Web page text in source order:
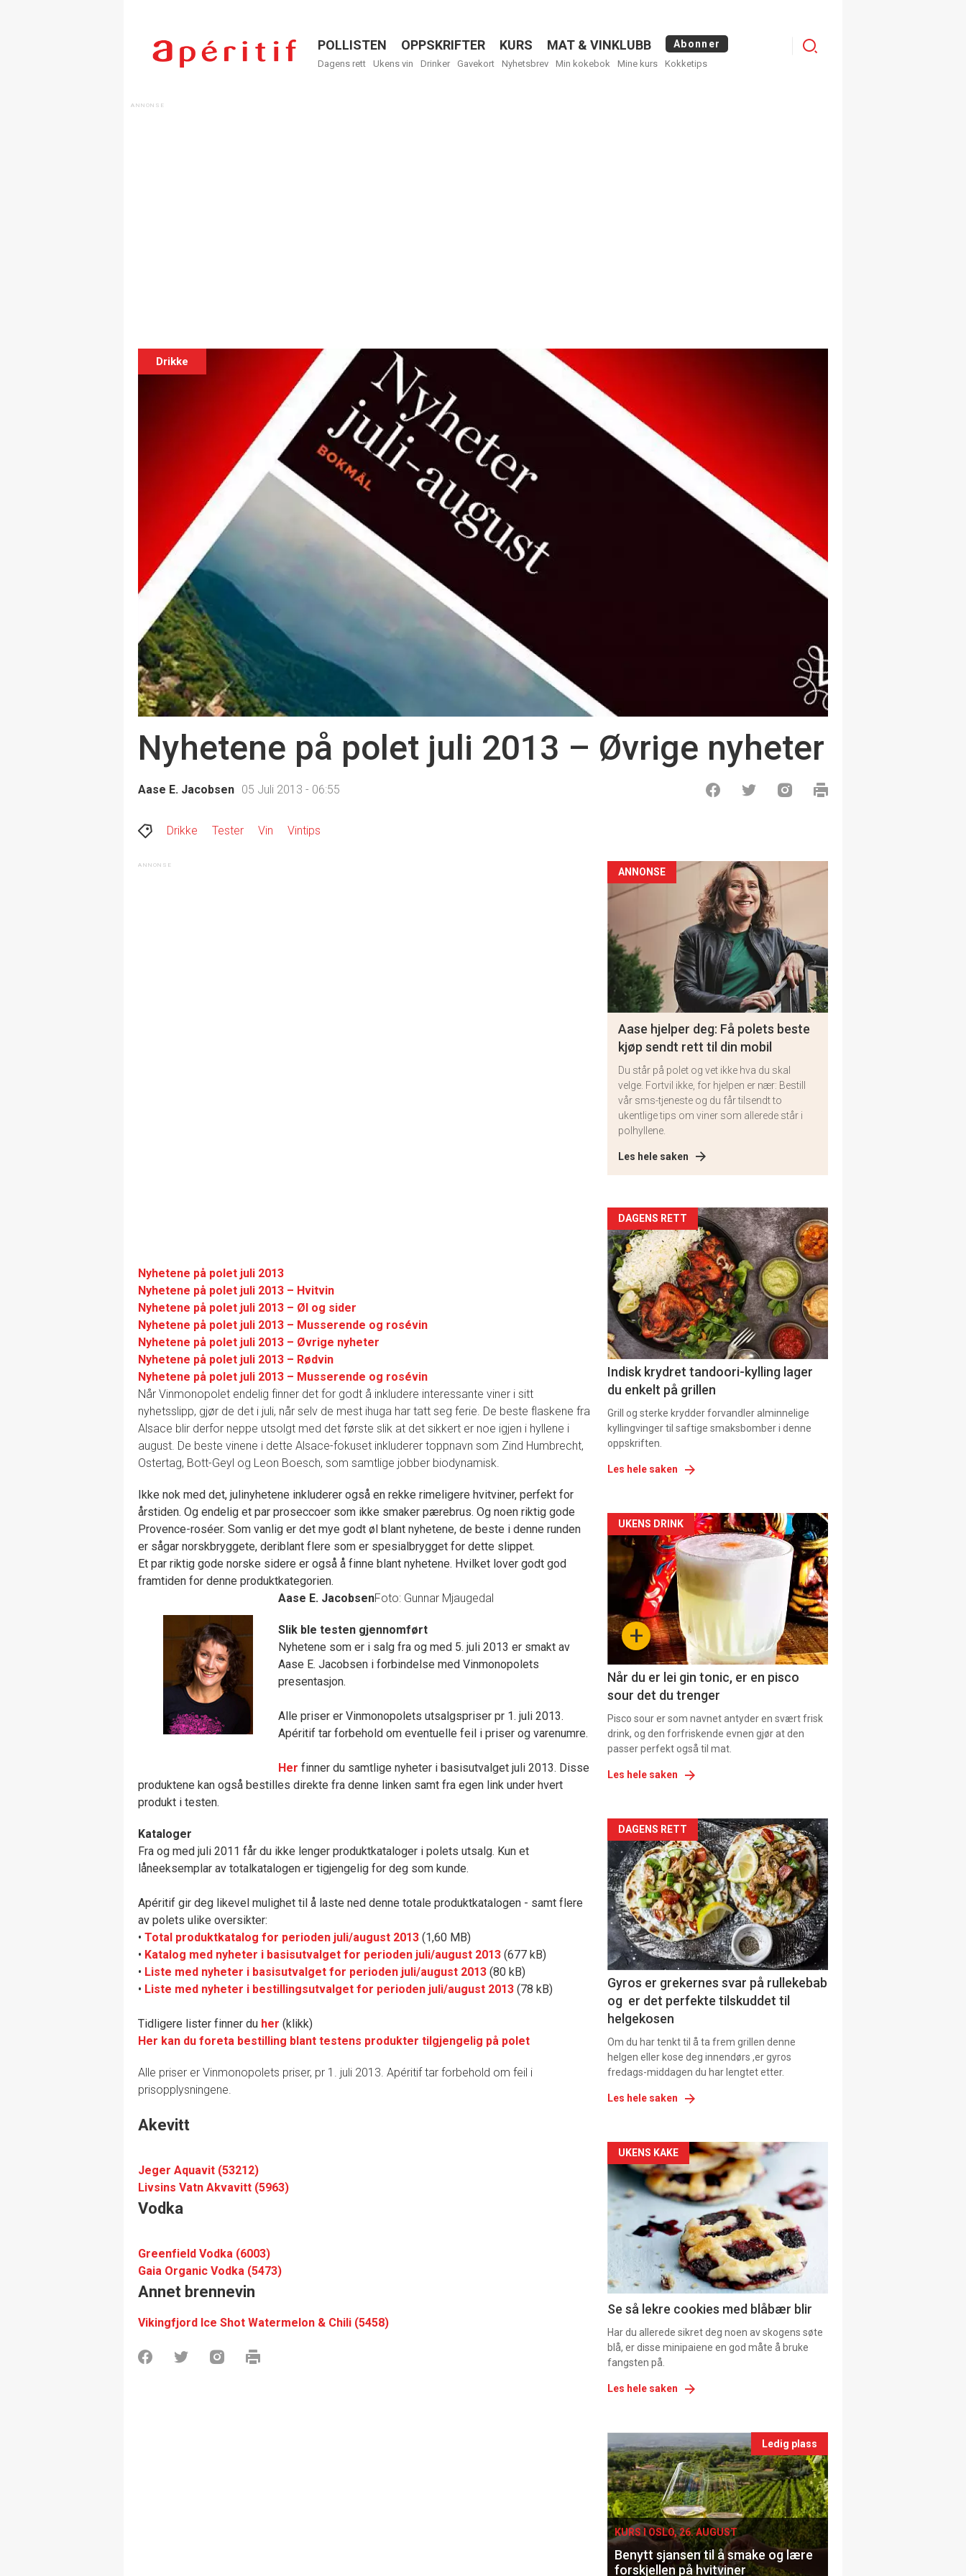
Menu
POLLISTEN OPPSKRIFTER KURS MAT & VINKLUBB Abonner
Dagens rett Ukens vin Drinker Gavekort Nyhetsbrev Min kokebok Mine kurs Kokketips
Logg
Drikke
Nyhetene på polet juli 2013 – Øvrige nyheter
Aase E. Jacobsen 05 Juli 2013 - 06:55
Drikke Tester Vin Vintips
Nyhetene på polet juli 2013
Nyhetene på polet juli 2013 – Hvitvin
Nyhetene på polet juli 2013 – Øl og sider
Nyhetene på polet juli 2013 – Musserende og rosévin
Nyhetene på polet juli 2013 – Øvrige nyheter
Nyhetene på polet juli 2013 – Rødvin
Nyhetene på polet juli 2013 – Musserende og rosévin
Når Vinmonopolet endelig finner det for godt å inkludere interessante viner i sitt
nyhetsslipp, gjør de det i juli, når selv de mest ihuga har tatt seg ferie. De beste flaskene fra
Alsace blir derfor neppe utsolgt med det første slik at det sikkert er noe igjen i hyllene i
august. De beste vinene i dette Alsace-fokuset inkluderer toppnavn som Zind Humbrecht,
Ostertag, Bott-Geyl og Leon Boesch, som samtlige jobber biodynamisk.
Ikke nok med det, julinyhetene inkluderer også en rekke rimeligere hvitviner, perfekt for
årstiden. Og endelig et par proseccoer som ikke smaker pærebrus. Og noen riktig gode
Provence-roséer. Som vanlig er det mye godt øl blant nyhetene, de beste i denne runden
er sågar norskbryggete, deriblant flere som er spesialbrygget for dette slippet.
Et par riktig gode norske sidere er også å finne blant nyhetene. Hvilket lover godt god
framtiden for denne produktkategorien.
Aase E. JacobsenFoto: Gunnar Mjaugedal
Slik ble testen gjennomført
Nyhetene som er i salg fra og med 5. juli 2013 er smakt av
Aase E. Jacobsen i forbindelse med Vinmonopolets
presentasjon.
Alle priser er Vinmonopolets utsalgspriser pr 1. juli 2013.
Apéritif tar forbehold om eventuelle feil i priser og varenumre.
Her finner du samtlige nyheter i basisutvalget juli 2013. Disse
produktene kan også bestilles direkte fra denne linken samt fra egen link under hvert
produkt i testen.
Kataloger
Fra og med juli 2011 får du ikke lenger produktkataloger i polets utsalg. Kun et
låneeksemplar av totalkatalogen er tigjengelig for deg som kunde.
Apéritif gir deg likevel mulighet til å laste ned denne totale produktkatalogen - samt flere
av polets ulike oversikter:
• Total produktkatalog for perioden juli/august 2013 (1,60 MB)
• Katalog med nyheter i basisutvalget for perioden juli/august 2013 (677 kB)
• Liste med nyheter i basisutvalget for perioden juli/august 2013 (80 kB)
• Liste med nyheter i bestillingsutvalget for perioden juli/august 2013 (78 kB)
Tidligere lister finner du her (klikk)
Her kan du foreta bestilling blant testens produkter tilgjengelig på polet
Alle priser er Vinmonopolets priser, pr 1. juli 2013. Apéritif tar forbehold om feil i
prisopplysningene.
Akevitt
Jeger Aquavit (53212)
Livsins Vatn Akvavitt (5963)
Vodka
Greenfield Vodka (6003)
Gaia Organic Vodka (5473)
Annet brennevin
Vikingfjord Ice Shot Watermelon & Chili (5458)
ANNONSE
Aase hjelper deg: Få polets beste
kjøp sendt rett til din mobil
Du står på polet og vet ikke hva du skal
velge. Fortvil ikke, for hjelpen er nær: Bestill
vår sms-tjeneste og du får tilsendt to
ukentlige tips om viner som allerede står i
polhyllene.
Les hele saken
Artikler
detail
-
section
11
DAGENS RETT
Indisk krydret tandoori-kylling lager
du enkelt på grillen
Grill og sterke krydder forvandler alminnelige
kyllingvinger til saftige smaksbomber i denne
oppskriften.
Les hele saken
Artikler
detail
section
11
Dagens
rett
+
UKENS DRINK
Når du er lei gin tonic, er en pisco
sour det du trenger
Pisco sour er som navnet antyder en svært frisk
drink, og den forfriskende evnen gjør at den
passer perfekt også til mat.
Les hele saken
Artikler
detail
-
section
11
Dagens
rett
2
DAGENS RETT
Gyros er grekernes svar på rullekebab
og er det perfekte tilskuddet til
helgekosen
Om du har tenkt til å ta frem grillen denne
helgen eller kose deg innendørs ,er gyros
fredags-middagen du har lengtet etter.
Les hele saken
Artikler
detail
-
section
11
Ukens
vin
UKENS KAKE
Se så lekre cookies med blåbær blir
Har du allerede sikret deg noen av skogens søte
blå, er disse minipaiene en god måte å bruke
fangsten på.
Les hele saken
Events
single
Ledig plass
KURS I OSLO, 26. AUGUST
Benytt sjansen til å smake og lære
forskjellen på hvitviner